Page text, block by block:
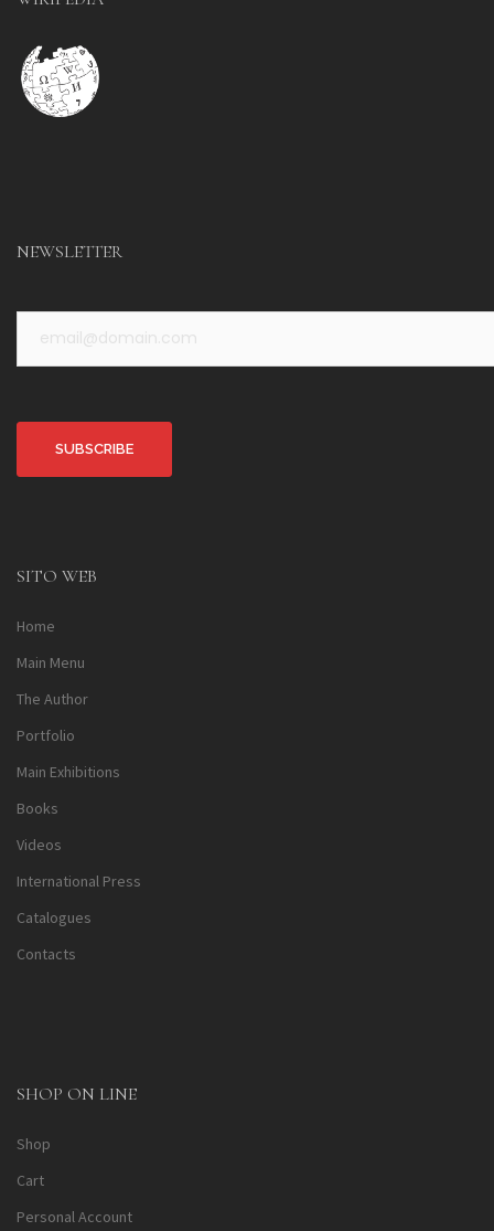
NEWSLETTER
SITO WEB
Home
Main Menu
The Author
Portfolio
Main Exhibitions
Books
Videos
International Press
Catalogues
Contacts
SHOP ON LINE
Shop
Cart
Personal Account